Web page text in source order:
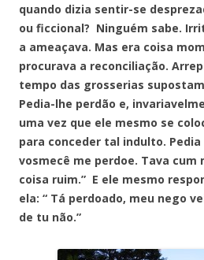
quando dizia sentir-se
ou ficcional? Ninguém sabe.
a ameaçava. Mas era coisa
procurava a reconciliação.
tempo das grosserias
Pedia-lhe perdão e,
uma vez que ele mesmo se
para conceder tal indulto. Pedia
vosmecê me perdoe. Tava cum
coisa ruim.” E ele mesmo
ela: “ Tá perdoado, meu nego
de tu não.”